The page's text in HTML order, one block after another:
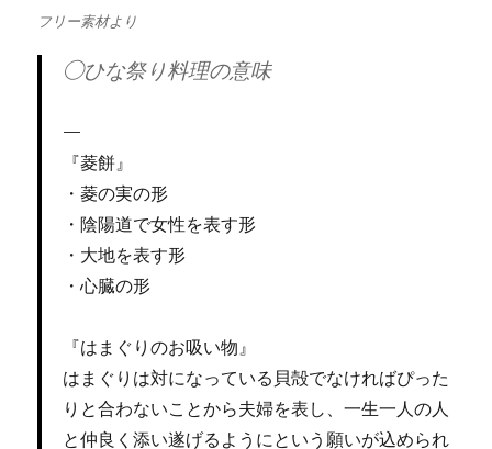
フリー素材より
◯ひな祭り料理の意味
『菱餅』
・菱の実の形
・陰陽道で女性を表す形
・大地を表す形
・心臓の形
『はまぐりのお吸い物』
はまぐりは対になっている貝殻でなければぴった
りと合わないことから夫婦を表し、一生一人の人
と仲良く添い遂げるようにという願いが込められ